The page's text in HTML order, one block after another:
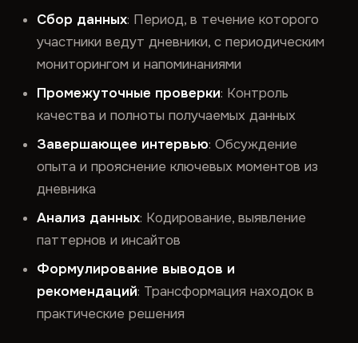
Сбор данных: Период, в течение которого
участники ведут дневники, с периодическим
мониторингом и напоминаниями
Промежуточные проверки: Контроль
качества и полноты получаемых данных
Завершающее интервью: Обсуждение
опыта и прояснение ключевых моментов из
дневника
Анализ данных: Кодирование, выявление
паттернов и инсайтов
Формулирование выводов и
рекомендаций: Трансформация находок в
практические решения